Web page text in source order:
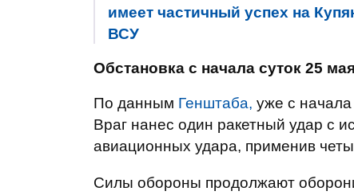
имеет частичный успех на
ВСУ
Обстановка с начала суток 25
По данным Генштаба, уже с
Враг нанес один ракетный удар с
авиационных удара, применив
Силы обороны продолжают